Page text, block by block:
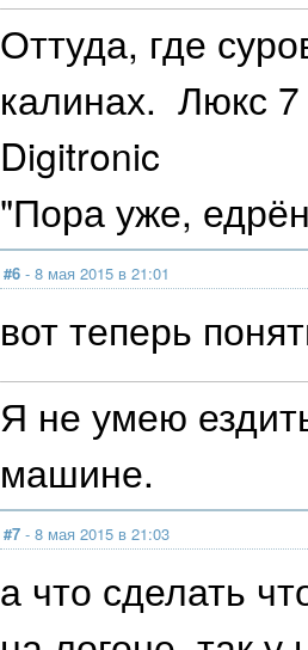
Оттуда, где
калинах. Люкс
Digitronic
"Пора уже,
#6 - 8 мая 2015 в 21:01
вот теперь
Я не умею
машине.
#7 - 8 мая 2015 в 21:03
а что сделать